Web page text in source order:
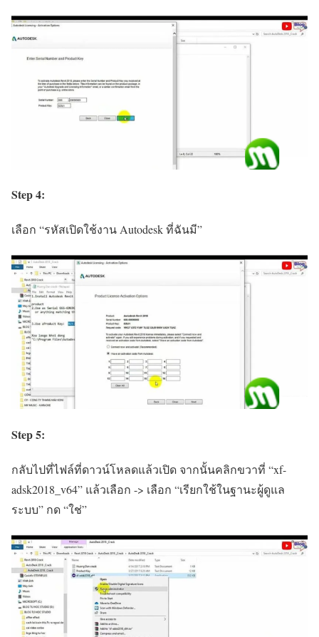
Step 4:
เลือก “รหัสเปิดใช้งาน Autodesk ที่ฉันมี”
Step 5:
กลับไปที่ไฟล์ที่ดาวน์โหลดแล้วเปิด จากนั้นคลิกขวาที่ “xf-
adsk2018_v64” แล้วเลือก -> เลือก “เรียกใช้ในฐานะผู้ดูแล
ระบบ” กด “ใช่”